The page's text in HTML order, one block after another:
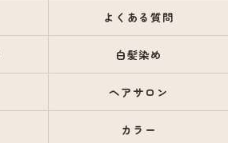
よくある質問
白髪染め
ヘアサロン
カラー